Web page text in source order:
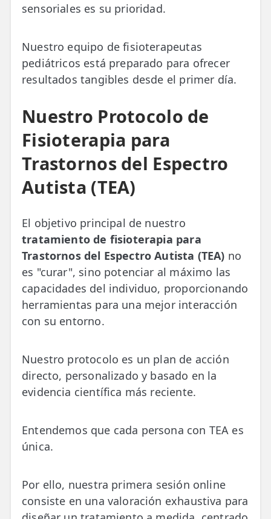
sensoriales es su prioridad.
Nuestro equipo de fisioterapeutas
pediátricos está preparado para ofrecer
resultados tangibles desde el primer día.
Nuestro Protocolo de
Fisioterapia para
Trastornos del Espectro
Autista (TEA)
El objetivo principal de nuestro
tratamiento de fisioterapia para
Trastornos del Espectro Autista (TEA) no
es "curar", sino potenciar al máximo las
capacidades del individuo, proporcionando
herramientas para una mejor interacción
con su entorno.
Nuestro protocolo es un plan de acción
directo, personalizado y basado en la
evidencia científica más reciente.
Entendemos que cada persona con TEA es
única.
Por ello, nuestra primera sesión online
consiste en una valoración exhaustiva para